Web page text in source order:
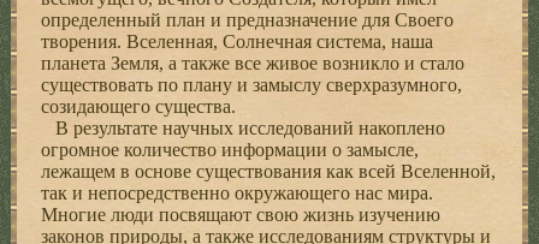
определенный план и предназначение для Своего
творения. Вселенная, Солнечная система, наша
планета Земля, а также все живое возникло и стало
существовать по плану и замыслу сверхразумного,
созидающего существа.
В результате научных исследований накоплено
огромное количество информации о замысле,
лежащем в основе существования как всей Вселенной,
так и непосредственно окружающего нас мира.
Многие люди посвящают свою жизнь изучению
законов природы, а также исследованиям структуры и